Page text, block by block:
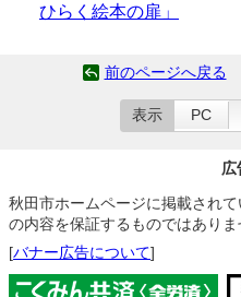
ひらく絵本の扉」
前のページへ戻る
表示 PC
広
秋田市ホームページに掲載され
の内容を保証するものではありま
[バナー広告について]